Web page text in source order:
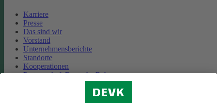
Karriere
Presse
Das sind wir
Vorstand
Unternehmensberichte
Standorte
Kooperationen
Partnerschaft Deutsche Bahn